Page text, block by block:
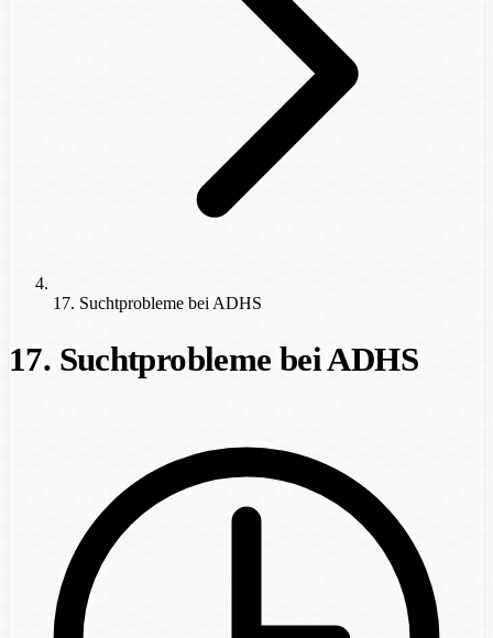
17. Suchtprobleme bei ADHS
17. Suchtprobleme bei ADHS